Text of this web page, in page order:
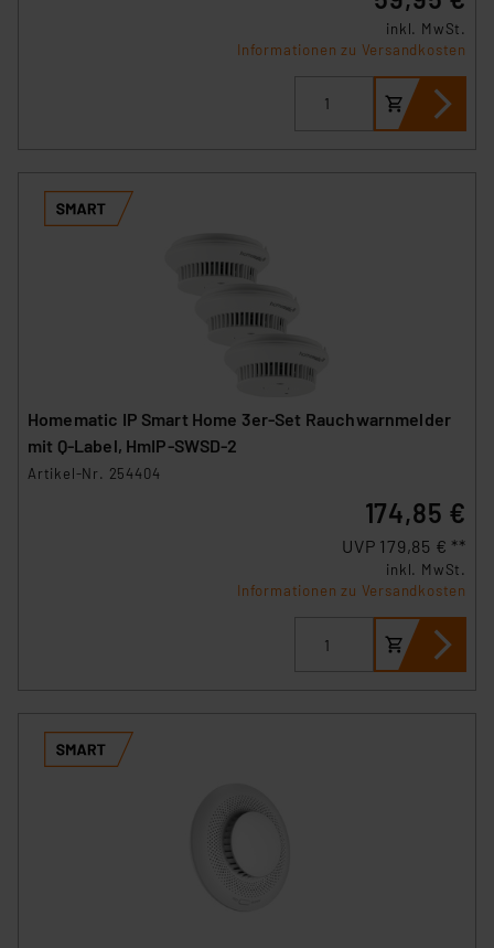
Datenschutz nach EU-Standards eingestuft wird. So
besteht etwa das Risiko, dass US-Behörden
Überwachungsprogrammen verarbeiten, ohne dass
hiergegen Klagemöglichkeiten für Europäer bestehen.
Europäischen Kommission sowie einer eigenen
Beurteilung der mit der Datenübermittlung,
insbesondere der Art der übermittelten Daten,
inkl. MwSt.
Informationen zu Versandkosten
Homematic IP Smart Home 3er-Set Rauchwarnmelder
mit Q-Label, HmIP-SWSD-2
Artikel-Nr. 254404
174,85 €
UVP 179,85 € **
inkl. MwSt.
Informationen zu Versandkosten